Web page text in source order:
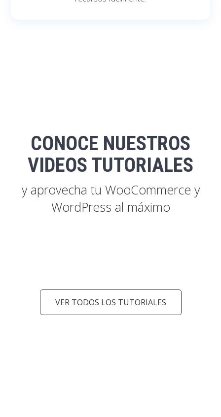
CONOCE NUESTROS
VIDEOS TUTORIALES
y aprovecha tu WooCommerce y
WordPress al máximo
VER TODOS LOS TUTORIALES